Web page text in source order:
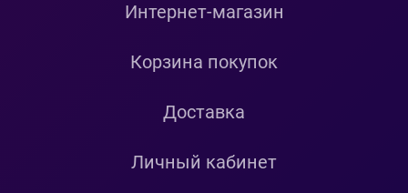
Интернет-магазин
Корзина покупок
Доставка
Личный кабинет